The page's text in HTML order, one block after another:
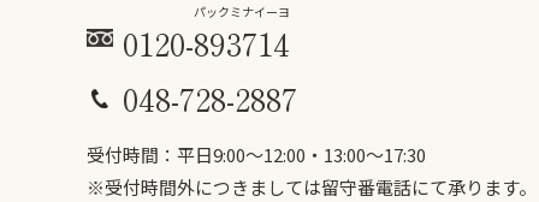
0120-893
パックミ
714
ナイーヨ
048-728-2887
受付時間：平日9:00〜12:00・13:00～17:30
※受付時間外につきましては留守番電話にて承ります。